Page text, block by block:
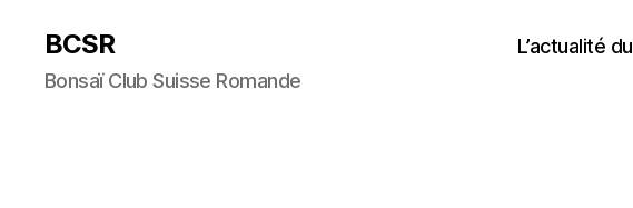
BCSR
Bonsaï Club Suisse Romande
L’actualité